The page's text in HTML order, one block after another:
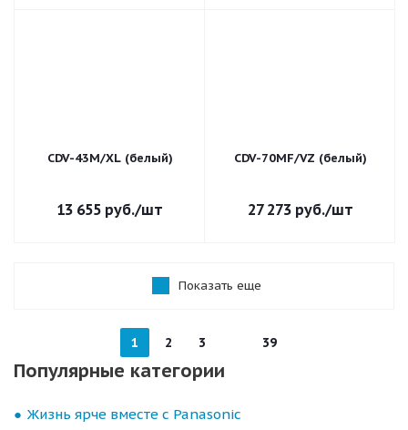
CDV-43M/XL (белый)
13 655 руб./шт
CDV-70MF/VZ (белый)
27 273руб./шт
Показать еще
1 2 3 39
Популярные категории
Жизнь ярче вместе с Panasonic